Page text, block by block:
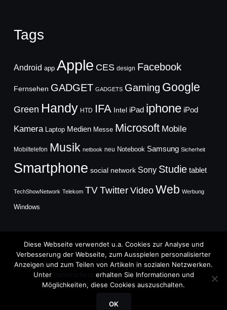
Tags
Android app Apple CES design Facebook
Fernsehen GADGET GADGETS Gaming Google
Green Handy HTD IFA Intel iPad iphone iPod
Kamera Laptop Medien Messe Microsoft Mobile
Mobiltelefon Musik netbook neu Notebook Samsung Sicherheit
Smartphone social network Sony Studie tablet
TechShowNetwork Telekom TVTwitter Video Web Werbung
Windows
Copyright © 2026
TechFieber Blog
Diese Webseite verwendet u.a. Cookies zur Analyse und
Verbesserung der Webseite, zum Ausspielen personalisierter
Anzeigen und zum Teilen von Artikeln in sozialen Netzwerken.
Unter
erhalten Sie Informationen und
Möglichkeiten, diese Cookies auszuschalten.
OK